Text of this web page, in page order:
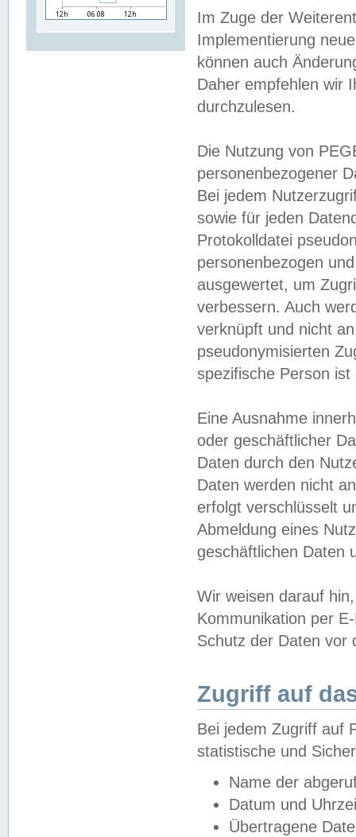
Im Zuge der
Implementierung
können auch
Daher empfehlen wir
durchzulesen.
Die Nutzung von
personenbezogener
Bei jedem
sowie für jeden
Protokolldatei
personenbezogen
ausgewertet, um
verbessern. Auch
verknüpft und nicht
pseudonymisierten
spezifische Person
Eine Ausnahme
oder geschäftlicher
Daten durch den
Daten werden nicht
erfolgt verschlüsselt
Abmeldung eines
geschäftlichen Daten
Wir weisen darauf
Kommunikation per
Schutz der Daten vor
Zugriff auf
Bei jedem Zugriff auf
statistische und
Name der
Datum und
Übertragene